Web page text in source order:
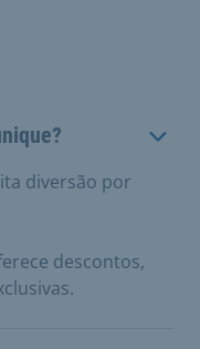
diversão por
descontos,